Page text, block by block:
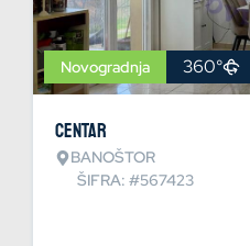
Novogradnja 360°
Centar
BANOŠTOR
ŠIFRA: #567423